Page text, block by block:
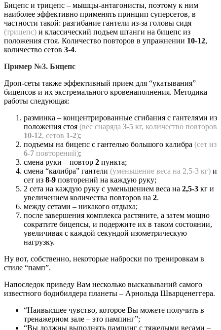
Бицепс и трицепс – мышцы-антагонисты, поэтому к ним
наиболее эффективно применять принцип суперсетов, в
частности такой: разгибание гантели из-за головы сидя
(трицепс) и классический подъем штанги на бицепс из
положения стоя. Количество повторов в упражнении 10-12,
количество сетов 3-4.
Пример №3. Бицепс
Дроп-сеты также эффективный прием для “укатывания”
бицепсов и их экстремального кровенаполнения. Методика
работы следующая:
разминка – концентрированные сгибания с гантелями из
положения стоя (вес снаряда 3-5 кг, количество повторов
10-12, сетов 1-2);
подъемы на бицепс с гантелью большого калибра (сет из
6-7 повторений);
смена руки – повтор 2 пункта;
смена “калибра” гантели (уменьшение веса на 2,5-3 кг) и
сет из 8-9 повторений на каждую руку;
2 сета на каждую руку с уменьшением веса на 2,5-3 кг и
увеличением количества повторов на 2.
между сетами – никакого отдыха;
после завершения комплекса растяните, а затем мощно
сократите бицепсы, и подержите их в таком состоянии,
увеличивая с каждой секундой изометрическую
нагрузку.
Ну вот, собственно, некоторые наброски по тренировкам в
стиле “памп”.
Напоследок приведу Вам несколько высказываний самого
известного бодибилдера планеты – Арнольда Шварценеггера.
“Наивысшее чувство, которое Вы можете получить в
тренажерном зале – это пампинг”;
“Вы должны выполнять пампинг с тяжелыми весами –